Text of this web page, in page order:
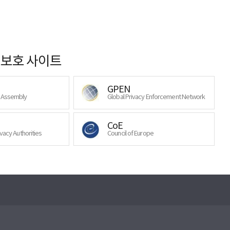
호 사이트
GPEN
Global Privacy Enforcement Network
Authorities
CoE
Council of Europe